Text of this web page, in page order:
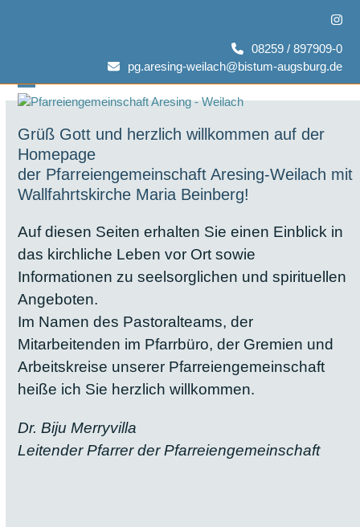
08259 / 897909-0
pg.aresing-weilach@bistum-augsburg.de
Open
mobile
menu
Close
mobile
menu
Grüß Gott und herzlich willkommen auf der
Homepage
der Pfarreiengemeinschaft Aresing-Weilach mit
Wallfahrtskirche Maria Beinberg!
Auf diesen Seiten erhalten Sie einen Einblick in
das kirchliche Leben vor Ort sowie
Informationen zu seelsorglichen und spirituellen
Angeboten.
Im Namen des Pastoralteams, der
Mitarbeitenden im Pfarrbüro, der Gremien und
Arbeitskreise unserer Pfarreiengemeinschaft
heiße ich Sie herzlich willkommen.
Dr. Biju Merryvilla
Leitender Pfarrer der Pfarreiengemeinschaft